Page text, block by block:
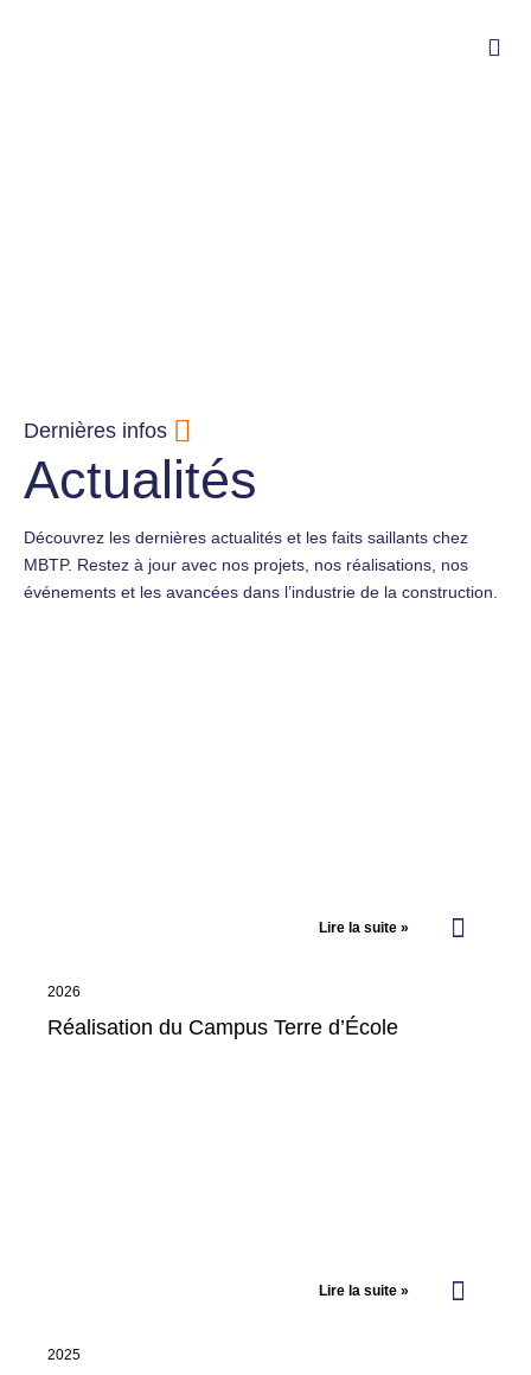
Dernières infos
Actualités
Découvrez les dernières actualités et les faits saillants chez
MBTP. Restez à jour avec nos projets, nos réalisations, nos
événements et les avancées dans l’industrie de la construction.
Lire la suite »
2026
Réalisation du Campus Terre d’École
Lire la suite »
2025